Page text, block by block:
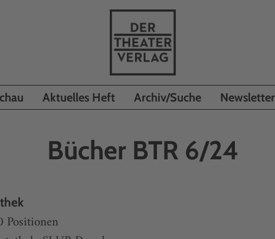
Aktuelles Heft Archiv/Suche Newsletter
Bücher BTR 6/24
Positionen